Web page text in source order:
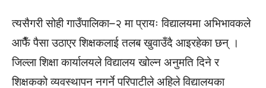
त्यसैगरी सोही गाउँपालिका–२ मा प्रायः विद्यालयमा अभिभावकले
आफैँ पैसा उठाएर शिक्षकलाई तलब खुवाउँदै आइरहेका छन् ।
जिल्ला शिक्षा कार्यालयले विद्यालय खोल्न अनुमति दिने र
शिक्षकको व्यवस्थापन नगर्ने परिपाटीले अहिले विद्यालयका